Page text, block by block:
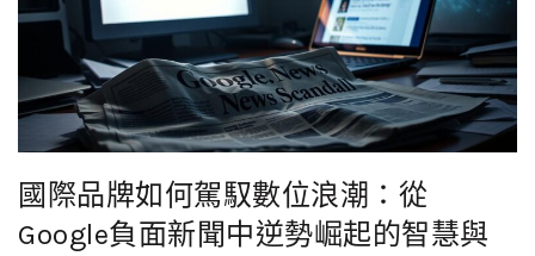
國際品牌如何駕馭數位浪潮：從
Google負面新聞中逆勢崛起的智慧與